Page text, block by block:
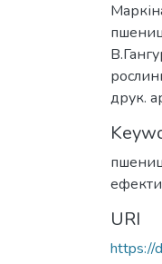
друк.
URI
https://